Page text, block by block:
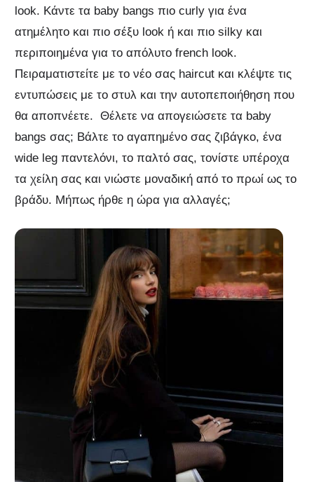
look. Κάντε τα baby bangs πιο curly για ένα
ατημέλητο και πιο σέξυ look ή και πιο silky και
περιποιημένα για το απόλυτο french look.
Πειραματιστείτε με το νέο σας haircut και κλέψτε τις
εντυπώσεις με το στυλ και την αυτοπεποιήθηση που
θα αποπνέετε. Θέλετε να απογειώσετε τα baby
bangs σας; Βάλτε το αγαπημένο σας ζιβάγκο, ένα
wide leg παντελόνι, το παλτό σας, τονίστε υπέροχα
τα χείλη σας και νιώστε μοναδική από το πρωί ως το
βράδυ. Μήπως ήρθε η ώρα για αλλαγές;